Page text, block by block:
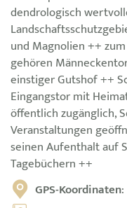
dendrologisch
und Magnolien ++
gehören
einstiger Gutshof ++
Eingangstor mit
öffentlich zugänglich,
Veranstaltungen
seinen Aufenthalt auf
Tagebüchern ++
GPS-Koordinaten: